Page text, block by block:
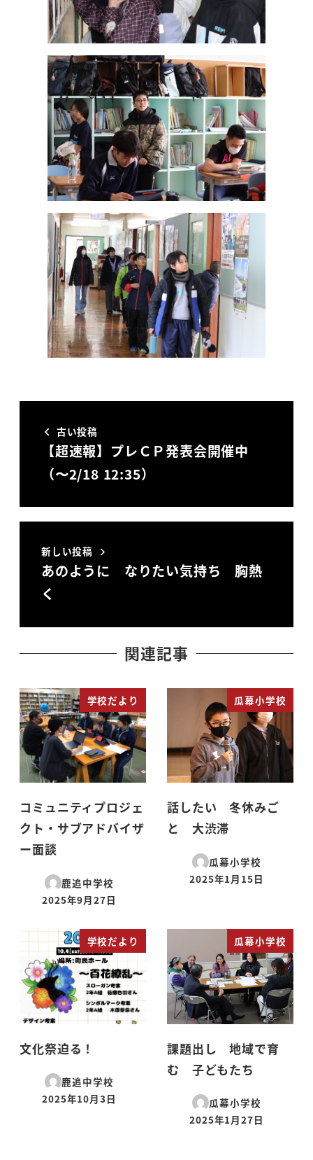
古い投稿
【超速報】プレＣＰ発表会開催中
（〜2/18 12:35）
新しい投稿
あのように なりたい気持ち 胸熱
く
関連記事
学校だより
コミュニティプロジェ
クト・サブアドバイザ
ー面談
鹿追中学校
投稿日
2025年9月27日
瓜幕小学校
話したい 冬休みご
と 大渋滞
瓜幕小学校
投稿日
2025年1月15日
学校だより
文化祭迫る！
鹿追中学校
投稿日
2025年10月3日
瓜幕小学校
課題出し 地域で育
む 子どもたち
瓜幕小学校
投稿日
2025年1月27日